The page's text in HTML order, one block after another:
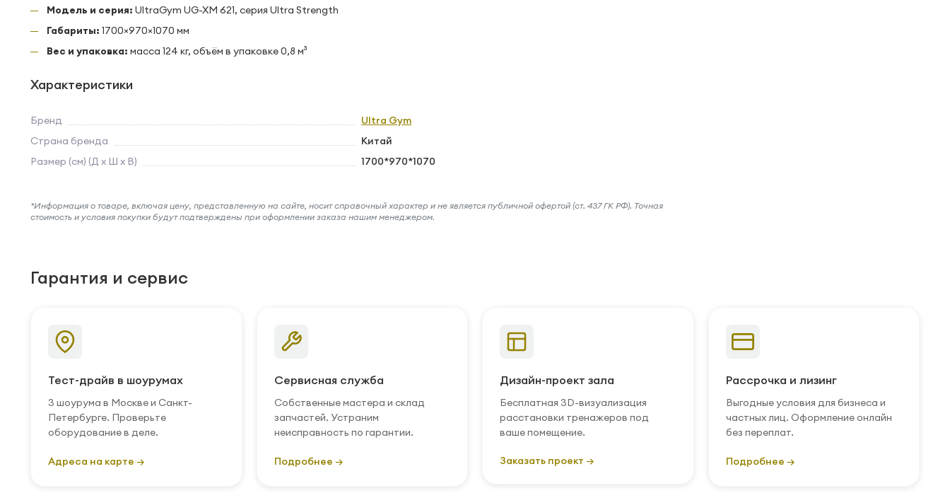
Модель и серия: UltraGym UG-XM 621, серия Ultra Strength
Габариты: 1700×970×1070 мм
Вес и упаковка: масса 124 кг, объём в упаковке 0,8 м³
Характеристики
Бренд
Ultra Gym
Страна бренда
Китай
Размер (см) (Д х Ш х В)
1700*970*1070
*Информация о товаре, включая цену, представленную на сайте, носит справочный характер и не является публичной офертой (ст. 437 ГК РФ). Точная
стоимость и условия покупки будут подтверждены при оформлении заказа нашим менеджером.
Гарантия и сервис
Тест-драйв в шоурумах
3 шоурума в Москве и Санкт-
Петербурге. Проверьте
оборудование в деле.
Адреса на карте →
Сервисная служба
Собственные мастера и склад
запчастей. Устраним
неисправность по гарантии.
Подробнее →
Дизайн-проект зала
Бесплатная 3D-визуализация
расстановки тренажеров под
ваше помещение.
Заказать проект →
Рассрочка и лизинг
Выгодные условия для бизнеса и
частных лиц. Оформление онлайн
без переплат.
Подробнее →